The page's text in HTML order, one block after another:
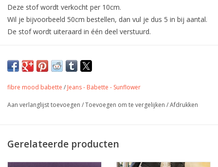
Deze stof wordt verkocht per 10cm.
Wil je bijvoorbeeld 50cm bestellen, dan vul je dus 5 in bij aantal.
De stof wordt uiteraard in één deel verstuurd.
Crispy Katoen - Stone Washed - Dark
green
Kleur
donker grijsgroen
Toepassing
hemd, Jurk, rokjes,
accessoires, tassen,
fibre mood babette / Jeans - Babette - Sunflower
Aan verlanglijst toevoegen /Toevoegen om te vergelijken /Afdrukken
Gerelateerde producten